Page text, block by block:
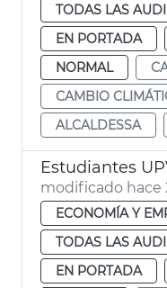
TODAS LAS
EN PORTADA
NORMAL
CAMBIO
ALCALDESSA
Estudiantes
modificado hace
ECONOMÍA Y
TODAS LAS
EN PORTADA